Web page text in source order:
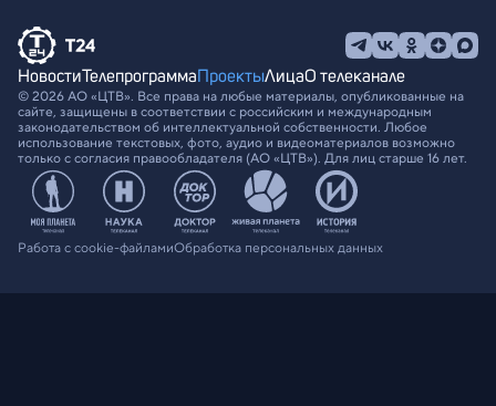
НовостиТелепрограммаПроектыЛицаО телеканале
© 2026 АО «ЦТВ». Все права на любые материалы, опубликованные на
сайте, защищены в соответствии с российским и международным
законодательством об интеллектуальной собственности. Любое
использование текстовых, фото, аудио и видеоматериалов возможно
только с согласия правообладателя (АО «ЦТВ»). Для лиц старше 16 лет.
Работа с cookie-файламиОбработка персональных данных